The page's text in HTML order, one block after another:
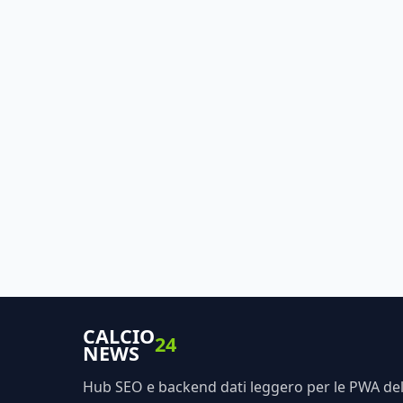
CALCIO
NEWS 24
Hub SEO e backend dati leggero per le PWA